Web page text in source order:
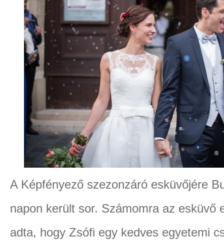
A Képfényező szezonzáró esküvőjére
napon került sor. Számomra az esküvő
adta, hogy Zsófi egy kedves egyetemi